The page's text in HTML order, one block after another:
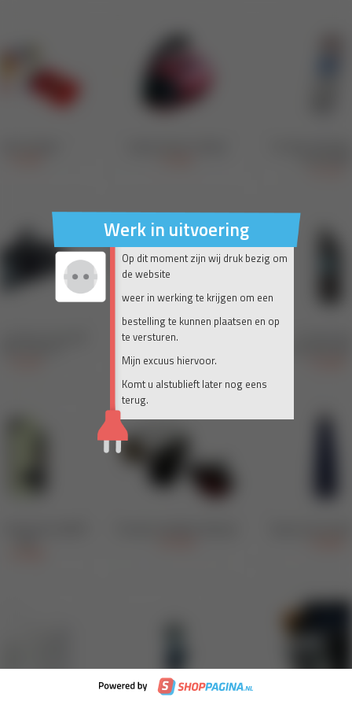
Werk in uitvoering
Op dit moment zijn wij druk bezig om
de website
weer in werking te krijgen om een
bestelling te kunnen plaatsen en op
te versturen.
Mijn excuus hiervoor.
Komt u alstublieft later nog eens
terug.